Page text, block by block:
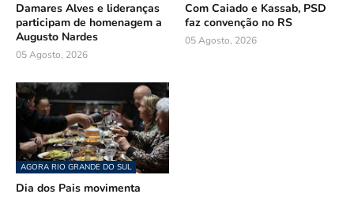
Damares Alves e lideranças
participam de homenagem a
Augusto Nardes
05 Agosto, 2026
Com Caiado e Kassab, PSD
faz convenção no RS
05 Agosto, 2026
AGORA RIO GRANDE DO SUL
Dia dos Pais movimenta